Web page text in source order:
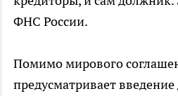
ФНС России.
Помимо мирового
предусматривает